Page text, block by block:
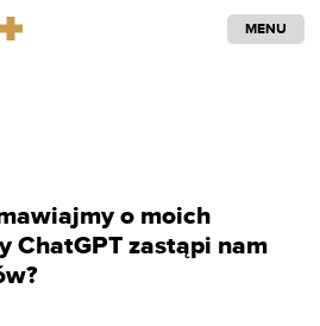
MENU
o moich
ChatGPT zastąpi nam